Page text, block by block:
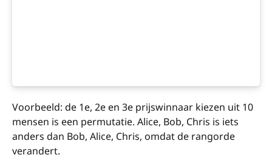
Voorbeeld: de 1e, 2e en 3e prijswinnaar kiezen uit 10
mensen is een permutatie. Alice, Bob, Chris is iets
anders dan Bob, Alice, Chris, omdat de rangorde
verandert.